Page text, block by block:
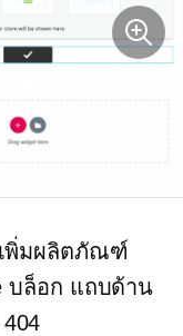
พิ่มผลิตภัณฑ์
บล็อก แถบด้าน